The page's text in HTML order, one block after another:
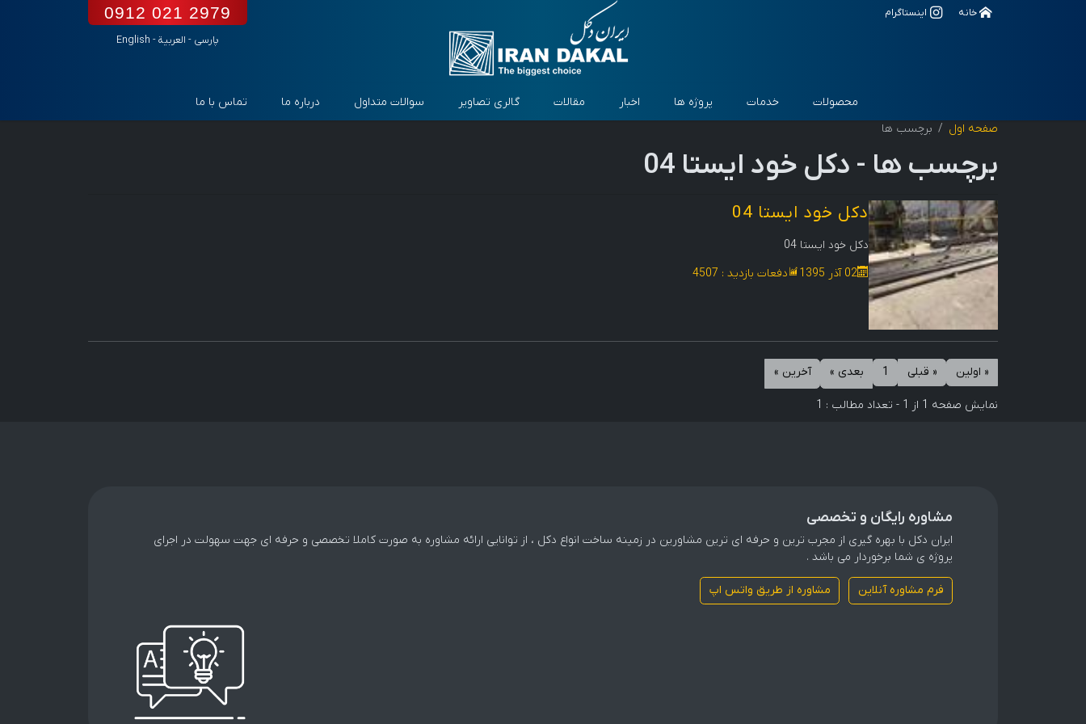
خانه اینستاگرام 0912 021 2979
پارسی - العربیة-
English
محصولات خدمات پروژه ها اخبار مقالات گالری تصاویر سوالات متداول درباره ما
تماس با ما
صفحه اول
برچسب ها
برچسب ها - دکل خود ایستا 04
دکل خود ایستا 04
دکل خود ایستا 04
02 آذر 1395
دفعات بازدید : 4507
« اولين « قبلی 1 بعدی » آخرين »
نمایش صفحه 1 از 1 - تعداد مطالب : 1
مشاوره رایگان و تخصصی
ایران دکل با بهره گیری از مجرب ترین و حرفه ای ترین مشاورین در زمینه ساخت انواع دکل ، از توانایی ارائه مشاوره به صورت کاملا تخصصی و حرفه ای جهت سهولت در اجرای
پروژه ی شما برخوردار می باشد .
فرم مشاوره آنلاین مشاوره از طریق واتس اپ